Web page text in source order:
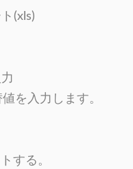
(xls)
を入力します。
する。